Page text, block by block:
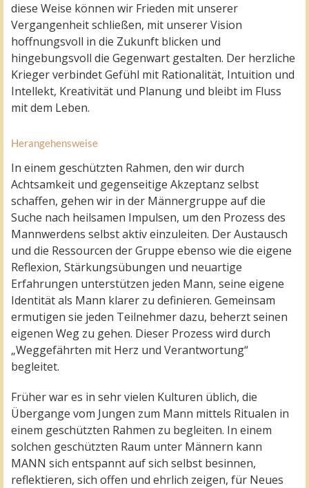
diese Weise können wir Frieden mit unserer
Vergangenheit schließen, mit unserer Vision
hoffnungsvoll in die Zukunft blicken und
hingebungsvoll die Gegenwart gestalten. Der herzliche
Krieger verbindet Gefühl mit Rationalität, Intuition und
Intellekt, Kreativität und Planung und bleibt im Fluss
mit dem Leben.
Herangehensweise
In einem geschützten Rahmen, den wir durch
Achtsamkeit und gegenseitige Akzeptanz selbst
schaffen, gehen wir in der Männergruppe auf die
Suche nach heilsamen Impulsen, um den Prozess des
Mannwerdens selbst aktiv einzuleiten. Der Austausch
und die Ressourcen der Gruppe ebenso wie die eigene
Reflexion, Stärkungsübungen und neuartige
Erfahrungen unterstützen jeden Mann, seine eigene
Identität als Mann klarer zu definieren. Gemeinsam
ermutigen sie jeden Teilnehmer dazu, beherzt seinen
eigenen Weg zu gehen. Dieser Prozess wird durch
„Weggefährten mit Herz und Verantwortung“
begleitet.
Früher war es in sehr vielen Kulturen üblich, die
Übergange vom Jungen zum Mann mittels Ritualen in
einem geschützten Rahmen zu begleiten. In einem
solchen geschützten Raum unter Männern kann
MANN sich entspannt auf sich selbst besinnen,
reflektieren, sich offen und ehrlich zeigen, für Neues